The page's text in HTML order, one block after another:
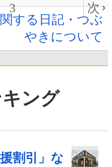
3
次
する日記・つぶ
やきについて
ング
割引」な